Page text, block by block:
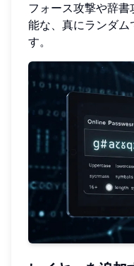
フォース攻撃や辞
能な、真にランダム
す。